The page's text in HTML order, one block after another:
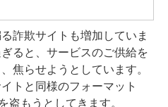
詐欺サイトも増加していま
ると、サービスのご供給を
焦らせようとしています。
トと同様のフォーマット
盗もうとしてきます。